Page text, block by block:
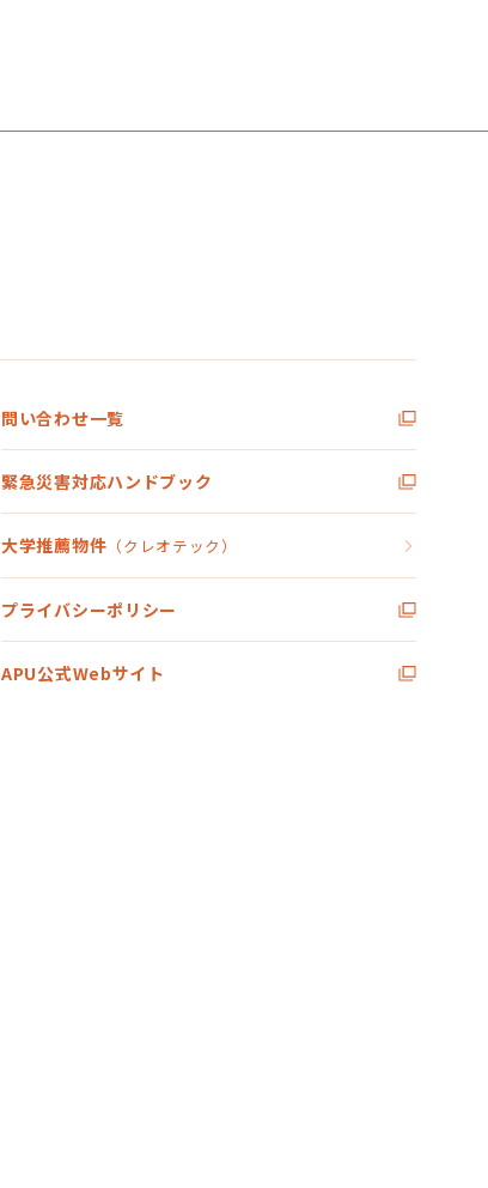
問い合わせ一覧
緊急災害対応ハンドブック
大学推薦物件 （クレオテック）
プライバシーポリシー
APU公式Webサイト